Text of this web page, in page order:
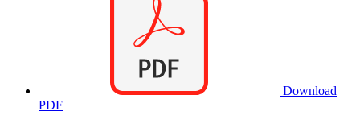
Download
PDF